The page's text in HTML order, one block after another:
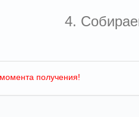
4.
получения!